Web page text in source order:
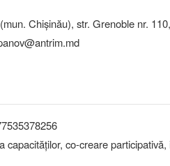
Chişinău), str. Grenoble nr.
capacităților, co-creare